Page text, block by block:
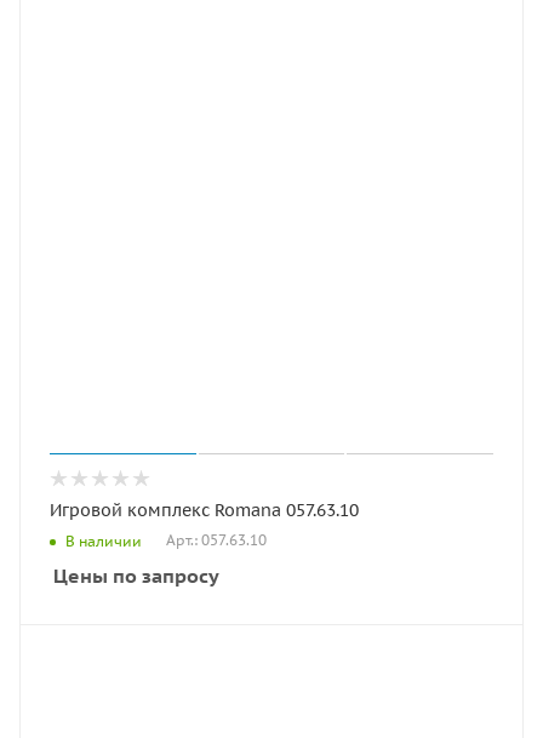
Игровой комплекс Romana 057.63.10
В наличии Арт.: 057.63.10
Цены по запросу